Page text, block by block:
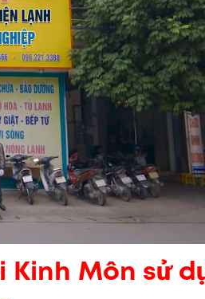
Kinh Môn sử